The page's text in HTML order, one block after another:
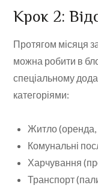
Крок 2:
Протягом місяця
можна робити в
спеціальному
категоріями:
Житло (оренда,
Комунальні
Харчування
Транспорт